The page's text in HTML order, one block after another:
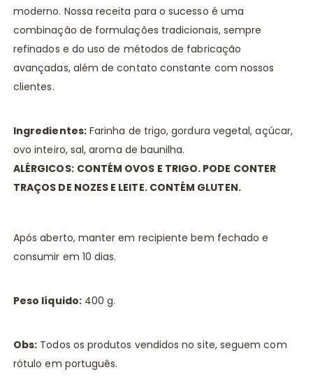
moderno. Nossa receita para o sucesso é uma
combinação de formulações tradicionais, sempre
refinados e do uso de métodos de fabricação
avançadas, além de contato constante com nossos
clientes.
Ingredientes:Farinha de trigo, gordura vegetal, açúcar,
ovo inteiro, sal, aroma de baunilha.
ALÉRGICOS: CONTÉM OVOS E TRIGO. PODE CONTER
TRAÇOS DE NOZES E LEITE. CONTÉM GLUTEN.
Após aberto, manter em recipiente bem fechado e
consumir em 10 dias.
Peso líquido:400 g.
Obs: Todos os produtos vendidos no site, seguem com
rótulo em português.